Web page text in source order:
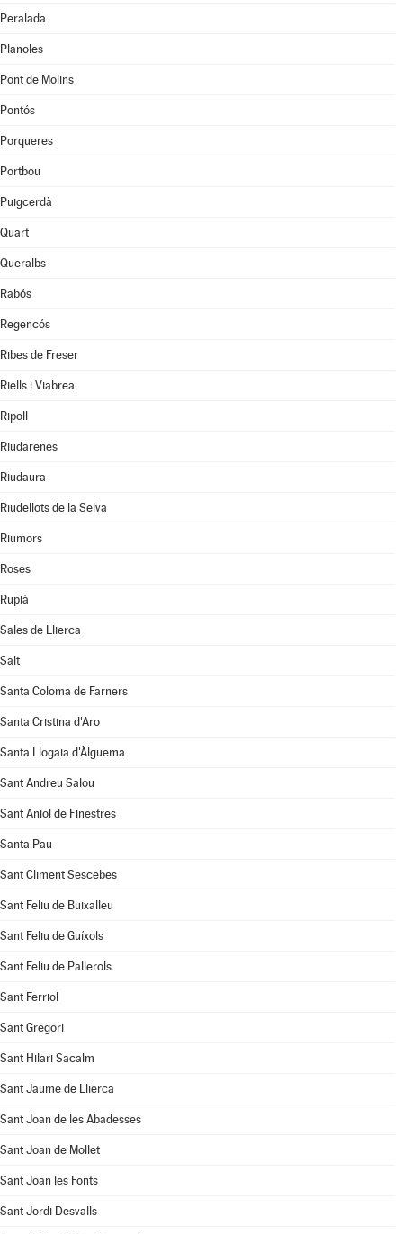
Peralada
Planoles
Pont de Molins
Pontós
Porqueres
Portbou
Puigcerdà
Quart
Queralbs
Rabós
Regencós
Ribes de Freser
Riells i Viabrea
Ripoll
Riudarenes
Riudaura
Riudellots de la Selva
Riumors
Roses
Rupià
Sales de Llierca
Salt
Santa Coloma de Farners
Santa Cristina d'Aro
Santa Llogaia d'Àlguema
Sant Andreu Salou
Sant Aniol de Finestres
Santa Pau
Sant Climent Sescebes
Sant Feliu de Buixalleu
Sant Feliu de Guíxols
Sant Feliu de Pallerols
Sant Ferriol
Sant Gregori
Sant Hilari Sacalm
Sant Jaume de Llierca
Sant Joan de les Abadesses
Sant Joan de Mollet
Sant Joan les Fonts
Sant Jordi Desvalls